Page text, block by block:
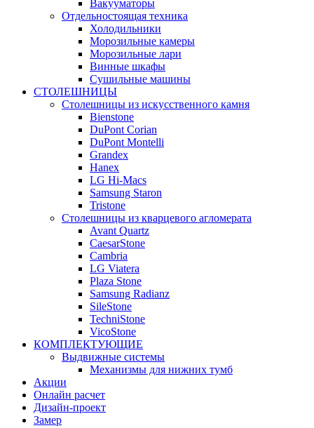
Вакууматоры
Отдельностоящая техника
Холодильники
Морозильные камеры
Морозильные лари
Винные шкафы
Сушильные машины
СТОЛЕШНИЦЫ
Столешницы из искусственного камня
Bienstone
DuPont Corian
DuPont Montelli
Grandex
Hanex
LG Hi-Macs
Samsung Staron
Tristone
Столешницы из кварцевого агломерата
Avant Quartz
CaesarStone
Cambria
LG Viatera
Plaza Stone
Samsung Radianz
SileStone
TechniStone
VicoStone
КОМПЛЕКТУЮЩИЕ
Выдвижные системы
Механизмы для нижних тумб
Акции
Онлайн расчет
Дизайн-проект
Замер